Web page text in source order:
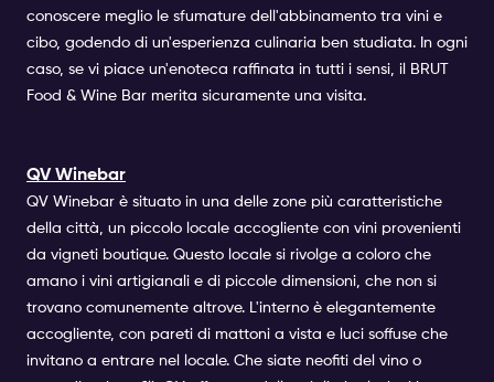
conoscere meglio le sfumature dell'abbinamento tra vini e
cibo, godendo di un'esperienza culinaria ben studiata. In ogni
caso, se vi piace un'enoteca raffinata in tutti i sensi, il BRUT
Food & Wine Bar merita sicuramente una visita.
QV Winebar
QV Winebar è situato in una delle zone più caratteristiche
della città, un piccolo locale accogliente con vini provenienti
da vigneti boutique. Questo locale si rivolge a coloro che
amano i vini artigianali e di piccole dimensioni, che non si
trovano comunemente altrove. L'interno è elegantemente
accogliente, con pareti di mattoni a vista e luci soffuse che
invitano a entrare nel locale. Che siate neofiti del vino o